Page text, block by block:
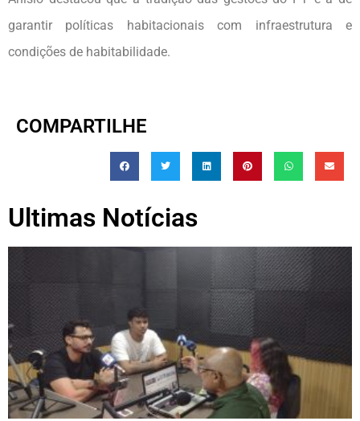
garantir políticas habitacionais com infraestrutura e
condições de habitabilidade.
COMPARTILHE
Ultimas Notícias